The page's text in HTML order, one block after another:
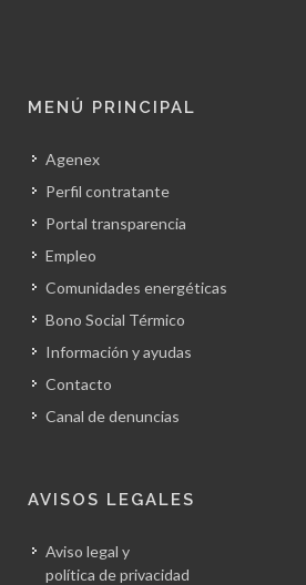
MENÚ PRINCIPAL
Agenex
Perfil contratante
Portal transparencia
Empleo
Comunidades energéticas
Bono Social Térmico
Información y ayudas
Contacto
Canal de denuncias
AVISOS LEGALES
Aviso legal y
política de privacidad